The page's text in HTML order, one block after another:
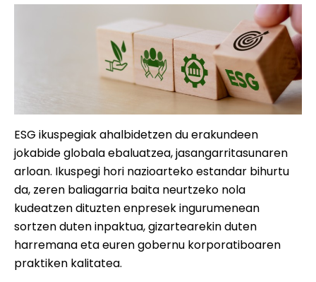
ESG ikuspegiak ahalbidetzen du erakundeen
jokabide globala ebaluatzea, jasangarritasunaren
arloan. Ikuspegi hori nazioarteko estandar bihurtu
da, zeren baliagarria baita neurtzeko nola
kudeatzen dituzten enpresek ingurumenean
sortzen duten inpaktua, gizartearekin duten
harremana eta euren gobernu korporatiboaren
praktiken kalitatea.